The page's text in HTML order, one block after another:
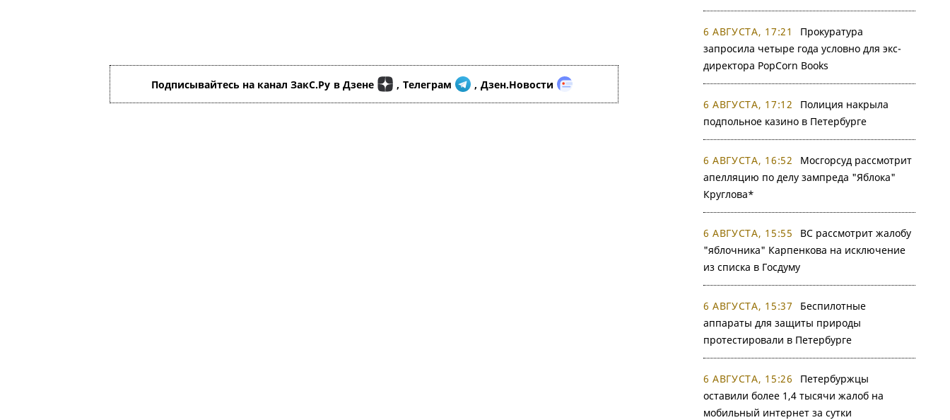
Подписывайтесь на канал ЗакС.Ру в Дзене , Телеграм , Дзен.Новости
6 АВГУСТА, 17:21
Прокуратура
запросила четыре года условно для экс-
директора PopCorn Books
6 АВГУСТА, 17:12
Полиция накрыла
подпольное казино в Петербурге
6 АВГУСТА, 16:52
Мосгорсуд рассмотрит
апелляцию по делу зампреда "Яблока"
Круглова*
6 АВГУСТА, 15:55
ВС рассмотрит жалобу
"яблочника" Карпенкова на исключение
из списка в Госдуму
6 АВГУСТА, 15:37
Беспилотные
аппараты для защиты природы
протестировали в Петербурге
6 АВГУСТА, 15:26
Петербуржцы
оставили более 1,4 тысячи жалоб на
мобильный интернет за сутки